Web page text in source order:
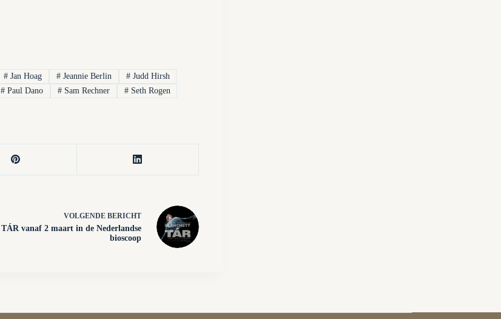
# Jan Hoag #Jeannie Berlin #Judd Hirsh
# Paul Dano #Sam Rechner #Seth Rogen
VOLGENDE BERICHT
TÁR vanaf 2 maart in de Nederlandse
bioscoop